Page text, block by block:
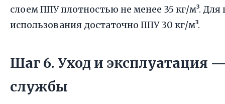
слоем ППУ плотностью не менее 35 кг/м³. Для
использования достаточно ППУ 30 кг/м³.
Шаг 6. Уход и эксплуатация
службы